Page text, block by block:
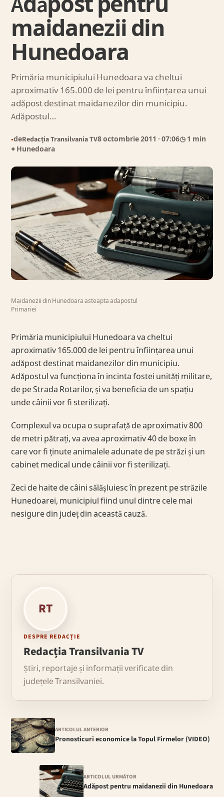
maidanezii din
Hunedoara
Primăria municipiului Hunedoara va cheltui
aproximativ 165.000 de lei pentru înființarea unui
adăpost destinat maidanezilor din municipiu.
Adăpostul…
●deRedacția Transilvania TV8 octombrie 2011 · 07:06◷ 1 min
⌖ Hunedoara
Maidanezii din Hunedoara asteapta adapostul
Primariei
Primăria municipiului Hunedoara va cheltui
aproximativ 165.000 de lei pentru înființarea unui
adăpost destinat maidanezilor din municipiu.
Adăpostul va funcționa în incinta fostei unități militare,
de pe Strada Rotarilor, și va beneficia de un spațiu
unde câinii vor fi sterilizați.
Complexul va ocupa o suprafață de aproximativ 800
de metri pătrați, va avea aproximativ 40 de boxe în
care vor fi ținute animalele adunate de pe străzi și un
cabinet medical unde câinii vor fi sterilizați.
Zeci de haite de câini sălășluiesc în prezent pe străzile
Hunedoarei, municipiul fiind unul dintre cele mai
nesigure din județ din această cauză.
RT
DESPRE REDACȚIE
Redacția Transilvania TV
Știri, reportaje și informații verificate din
județele Transilvaniei.
ARTICOLUL ANTERIOR
Pronosticuri economice la Topul Firmelor (VIDEO)
ARTICOLUL URMĂTOR
Adăpost pentru maidanezii din Hunedoara